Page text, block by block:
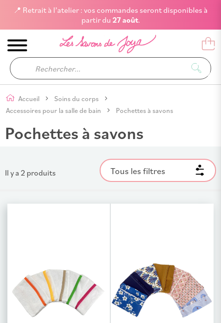
📍 Retrait à l’atelier : vos commandes seront disponibles à
partir du 27 août.
Accueil
Soins du corps
Accessoires pour la salle de bain
Pochettes à savons
Pochettes à savons
Tous les filtres
Il y a2 produits